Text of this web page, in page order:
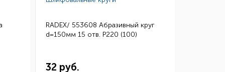
RADEX/ 553608 Абразивный круг
d=150мм 15 отв. Р220 (100)
32 руб.